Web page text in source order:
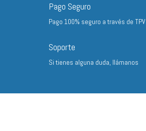
Pago Seguro
Pago 100% seguro a través de TPV
Soporte
Si tienes alguna duda, llámanos